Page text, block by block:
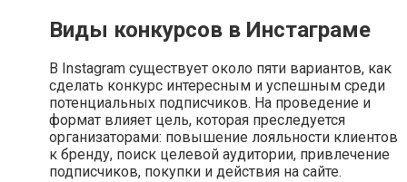
Виды конкурсов в Инстаграме
В Instagram существует около пяти вариантов, как
сделать конкурс интересным и успешным среди
потенциальных подписчиков. На проведение и
формат влияет цель, которая преследуется
организаторами: повышение лояльности клиентов
к бренду, поиск целевой аудитории, привлечение
подписчиков, покупки и действия на сайте.